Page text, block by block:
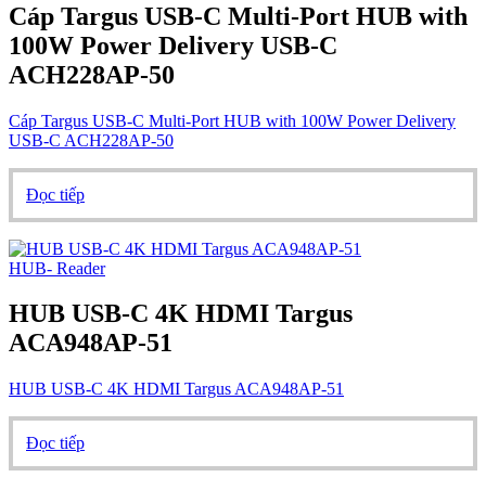
Cáp Targus USB-C Multi-Port HUB with
100W Power Delivery USB-C
ACH228AP-50
Cáp Targus USB-C Multi-Port HUB with 100W Power Delivery
USB-C ACH228AP-50
Đọc tiếp
HUB- Reader
HUB USB-C 4K HDMI Targus
ACA948AP-51
HUB USB-C 4K HDMI Targus ACA948AP-51
Đọc tiếp